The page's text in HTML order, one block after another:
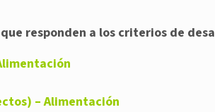
responden a los criterios de
– Alimentación